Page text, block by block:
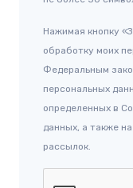
Нажимая кнопку
обработку моих
Федеральным
персональных
определенных в
данных, а также
рассылок.